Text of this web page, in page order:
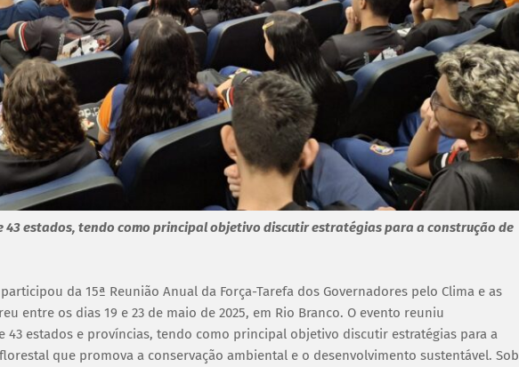
43 estados, tendo como principal objetivo discutir estratégias para a construção de
da 15ª Reunião Anual da Força-Tarefa dos Governadores pelo Clima e as
entre os dias 19 e 23 de maio de 2025, em Rio Branco. O evento reuniu
43 estados e províncias, tendo como principal objetivo discutir estratégias para a
que promova a conservação ambiental e o desenvolvimento sustentável. Sob